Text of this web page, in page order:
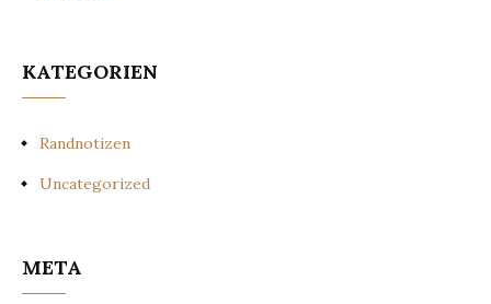
KATEGORIEN
Randnotizen
Uncategorized
META